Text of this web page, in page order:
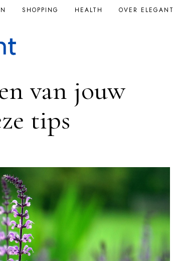
SHOPPING HEALTH OVER ELEGANT
van jouw
tips